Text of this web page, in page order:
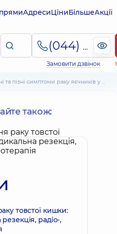
АдресиЦіниБільшеАкції
(044) 495-2-888
Замовити дзвінок
та пізні симптоми раку яєчників у жінок – важлива інформація
також:
товстої кишки:
радіо-,